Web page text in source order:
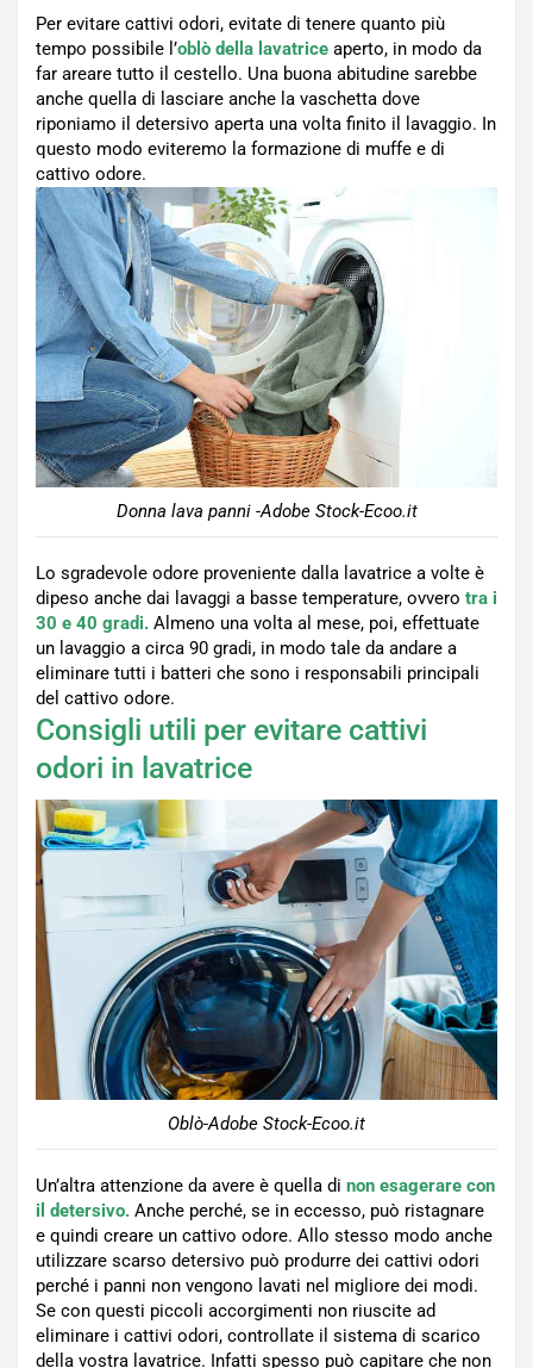
Per evitare cattivi odori, evitate di tenere quanto più
tempo possibile l’oblò della lavatrice aperto, in modo da
far areare tutto il cestello. Una buona abitudine sarebbe
anche quella di lasciare anche la vaschetta dove
riponiamo il detersivo aperta una volta finito il lavaggio. In
questo modo eviteremo la formazione di muffe e di
cattivo odore.
Donna lava panni -Adobe Stock-Ecoo.it
Lo sgradevole odore proveniente dalla lavatrice a volte è
dipeso anche dai lavaggi a basse temperature, ovvero tra i
30 e 40 gradi. Almeno una volta al mese, poi, effettuate
un lavaggio a circa 90 gradi, in modo tale da andare a
eliminare tutti i batteri che sono i responsabili principali
del cattivo odore.
Consigli utili per evitare cattivi
odori in lavatrice
Oblò-Adobe Stock-Ecoo.it
Un’altra attenzione da avere è quella di non esagerare con
il detersivo. Anche perché, se in eccesso, può ristagnare
e quindi creare un cattivo odore. Allo stesso modo anche
utilizzare scarso detersivo può produrre dei cattivi odori
perché i panni non vengono lavati nel migliore dei modi.
Se con questi piccoli accorgimenti non riuscite ad
eliminare i cattivi odori, controllate il sistema di scarico
della vostra lavatrice. Infatti spesso può capitare che non